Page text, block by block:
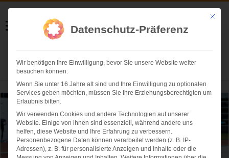
Helmut Swoboda
Fotografie
Herzlich willkommen
Mit
Datenschutz-Präferenz
Wir benötigen Ihre Einwilligung, bevor Sie unsere Website weiter
besuchen können.
Wenn Sie unter 16 Jahre alt sind und Ihre Einwilligung zu optionalen
Services geben möchten, müssen Sie Ihre Erziehungsberechtigten um
Erlaubnis bitten.
Wir verwenden Cookies und andere Technologien auf unserer
Website. Einige von ihnen sind essenziell, während andere uns
helfen, diese Website und Ihre Erfahrung zu verbessern.
Personenbezogene Daten können verarbeitet werden (z. B. IP-
Adressen), z. B. für personalisierte Anzeigen und Inhalte oder die